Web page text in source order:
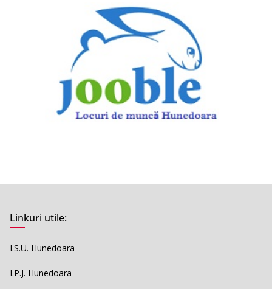
Linkuri utile:
I.S.U. Hunedoara
I.P.J. Hunedoara